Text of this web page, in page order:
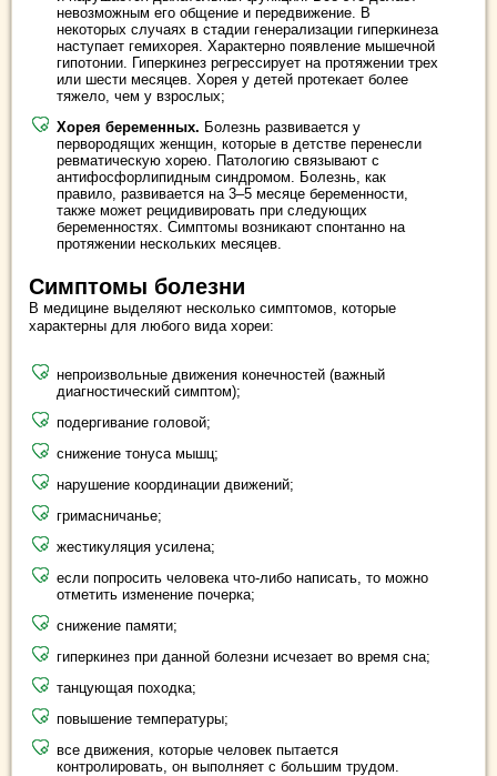
невозможным его общение и передвижение. В
некоторых случаях в стадии генерализации гиперкинеза
наступает гемихорея. Характерно появление мышечной
гипотонии. Гиперкинез регрессирует на протяжении трех
или шести месяцев. Хорея у детей протекает более
тяжело, чем у взрослых;
Хорея беременных. Болезнь развивается у
первородящих женщин, которые в детстве перенесли
ревматическую хорею. Патологию связывают с
антифосфорлипидным синдромом. Болезнь, как
правило, развивается на 3–5 месяце беременности,
также может рецидивировать при следующих
беременностях. Симптомы возникают спонтанно на
протяжении нескольких месяцев.
Симптомы болезни
В медицине выделяют несколько симптомов, которые
характерны для любого вида хореи:
непроизвольные движения конечностей (важный
диагностический симптом);
подергивание головой;
снижение тонуса мышц;
нарушение координации движений;
гримасничанье;
жестикуляция усилена;
если попросить человека что-либо написать, то можно
отметить изменение почерка;
снижение памяти;
гиперкинез при данной болезни исчезает во время сна;
танцующая походка;
повышение температуры;
все движения, которые человек пытается
контролировать, он выполняет с большим трудом.